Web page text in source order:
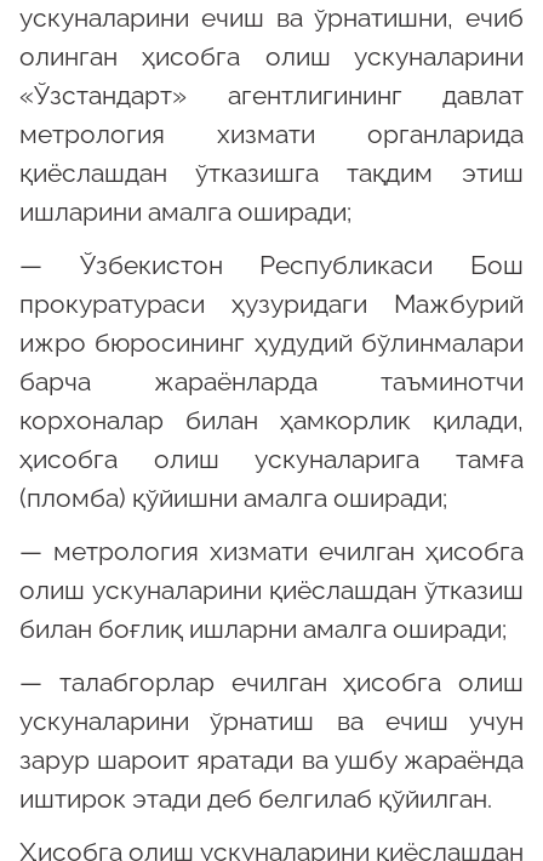
ускуналарини ечиш ва ўрнатишни, ечиб
олинган ҳисобга олиш ускуналарини
«Ўзстандарт» агентлигининг давлат
метрология хизмати органларида
қиёслашдан ўтказишга тақдим этиш
ишларини амалга оширади;
— Ўзбекистон Республикаси Бош
прокуратураси ҳузуридаги Мажбурий
ижро бюросининг ҳудудий бўлинмалари
барча жараёнларда таъминотчи
корхоналар билан ҳамкорлик қилади,
ҳисобга олиш ускуналарига тамға
(пломба) қўйишни амалга оширади;
— метрология хизмати ечилган ҳисобга
олиш ускуналарини қиёслашдан ўтказиш
билан боғлиқ ишларни амалга оширади;
— талабгорлар ечилган ҳисобга олиш
ускуналарини ўрнатиш ва ечиш учун
зарур шароит яратади ва ушбу жараёнда
иштирок этади деб белгилаб қўйилган.
Ҳисобга олиш ускуналарини қиёслашдан